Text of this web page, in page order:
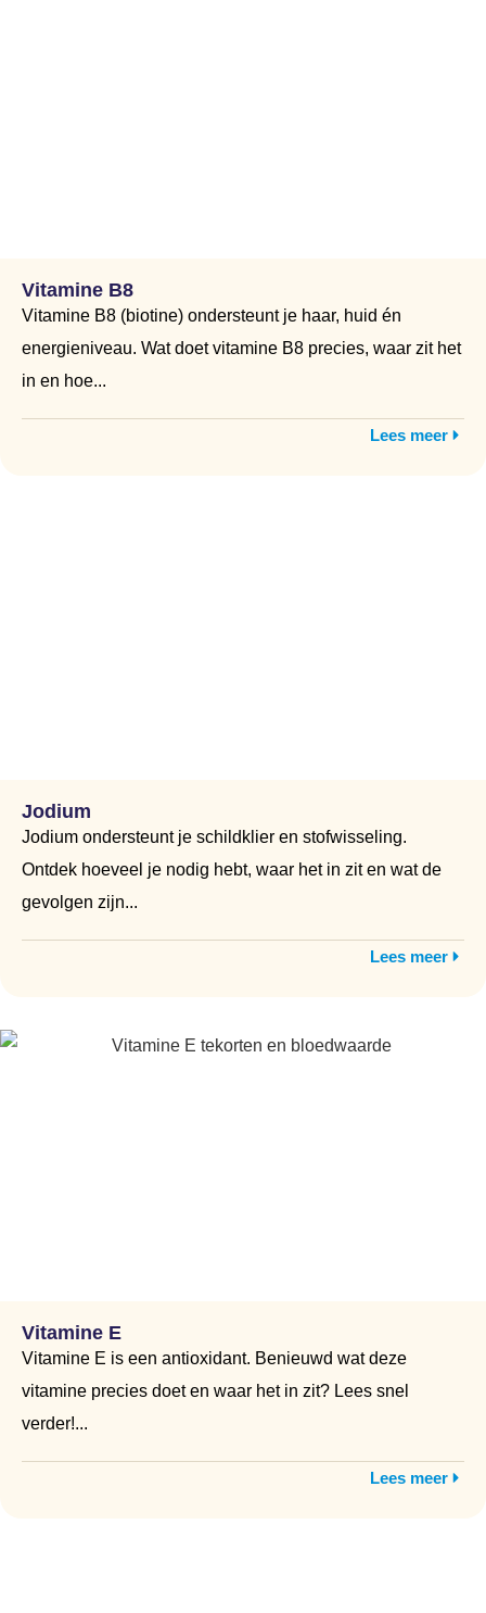
Vitamine B8
Vitamine B8 (biotine) ondersteunt je haar, huid én
energieniveau. Wat doet vitamine B8 precies, waar zit het
in en hoe...
Lees meer
Jodium
Jodium ondersteunt je schildklier en stofwisseling.
Ontdek hoeveel je nodig hebt, waar het in zit en wat de
gevolgen zijn...
Lees meer
Vitamine E
Vitamine E is een antioxidant. Benieuwd wat deze
vitamine precies doet en waar het in zit? Lees snel
verder!...
Lees meer